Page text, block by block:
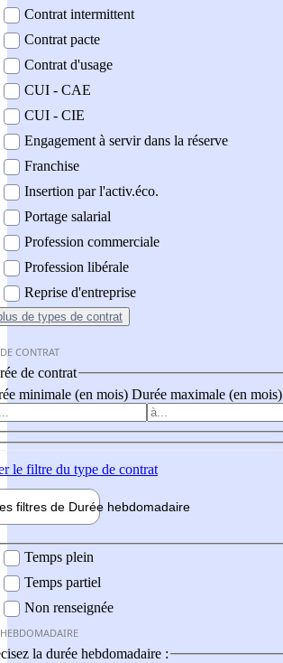
Contrat intermittent
Contrat pacte
Contrat d'usage
CUI - CAE
CUI - CIE
Engagement à servir dans la réserve
Franchise
Insertion par l'activ.éco.
Portage salarial
Profession commerciale
Profession libérale
Reprise d'entreprise
de types de contrat
CONTRAT
de contrat
minimale (en mois) Durée maximale (en mois)
le filtre du type de contrat
filtres de Durée hebdomadaire
Temps plein
Temps partiel
Non renseignée
la durée hebdomadaire :